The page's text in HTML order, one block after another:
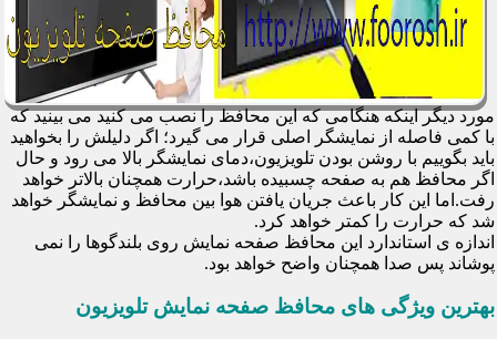
مورد دیگر اینکه هنگامی که این محافظ را نصب می کنید می بینید که
با کمی فاصله از نمایشگر اصلی قرار می گیرد؛ اگر دلیلش را بخواهید
باید بگوییم با روشن بودن تلویزیون،دمای نمایشگر بالا می رود و حال
اگر محافظ هم به صفحه چسبیده باشد،حرارت همچنان بالاتر خواهد
رفت.اما این کار باعث جریان یافتن هوا بین محافظ و نمایشگر خواهد
شد که حرارت را کمتر خواهد کرد.
اندازه ی استاندارد این محافظ صفحه نمایش روی بلندگوها را نمی
پوشاند پس صدا همچنان واضح خواهد بود.
بهترین ویژگی های محافظ صفحه نمایش تلویزیون